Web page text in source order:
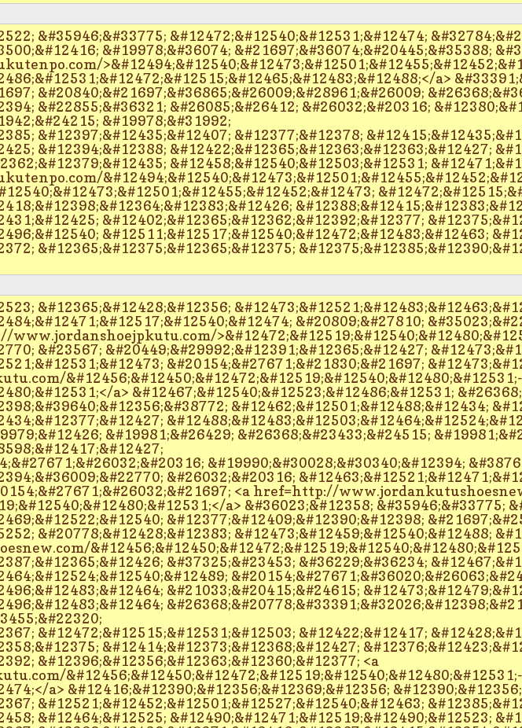
&#35946;&#33775; &#12472;&#12540;&#12531;&#12474;
&#19978;&#36074; &#21697;&#36074;&#20445;&#35388;
a>
&#20840;&#21697;&#36865;&#26009;&#28961;&#26009;
&#22855;&#36321; &#26085;&#26412; &#26032;&#20316;
&#19978;&#31992;
&#12397;&#12435;&#12407; &#12377;&#12378;
&#12394;&#12388; &#12422;&#12365;&#12363;&#12363;&#12427;
&#12458;&#12540;&#12503;&#12531;
&#12402;&#12365;&#12362;&#12392;&#12377;
&#12511;&#12517;&#12540;&#12472;&#12483;&#12463;
&#12365;&#12375;&#12365;&#12375;
&#12365;&#12428;&#12356;
&#20809;&#27810;
www.jordanshoejpkutu.com/
&#23567; &#20449;&#29992;&#12391;&#12365;&#12427;
&#20154;&#27671;&#21830;&#21697;
a> &#12467;&#12540;&#12523;&#12486;&#12531;
&#12462;&#12501;&#12488;&#12434;
&#19981;&#26429; &#26368;&#23433;&#24515;
&#19990;&#30028;&#30340;&#12394;
&#26032;&#20316;
<a href=http://
a> &#36023;&#12358; &#35946;&#33775;
&#12377;&#12409;&#12390;&#12398;
&#20778;&#12428;&#12383; &#12473;&#12459;&#12540;&#12488;
&#37325;&#23453; &#36229;&#36234;
&#21033;&#20415;&#24615;
&#12472;&#12515;&#12531;&#12503; &#12422;&#12417;
&#12414;&#12373;&#12368;&#12427;
&#12396;&#12356;&#12363;&#12360;&#12377; <a
a> &#12416;&#12390;&#12356;&#12369;&#12356;
&#12521;&#12452;&#12501;&#12527;&#12540;&#12463;
&#12464;&#12525; &#12490;&#12471;&#12519;&#12490;&#12523;